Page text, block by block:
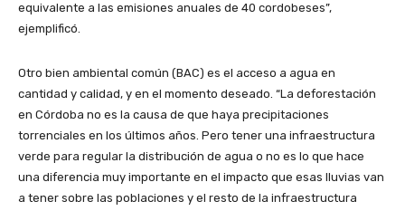
equivalente a las emisiones anuales de 40 cordobeses”,
ejemplificó.
Otro bien ambiental común (BAC) es el acceso a agua en
cantidad y calidad, y en el momento deseado. “La deforestación
en Córdoba no es la causa de que haya precipitaciones
torrenciales en los últimos años. Pero tener una infraestructura
verde para regular la distribución de agua o no es lo que hace
una diferencia muy importante en el impacto que esas lluvias van
a tener sobre las poblaciones y el resto de la infraestructura